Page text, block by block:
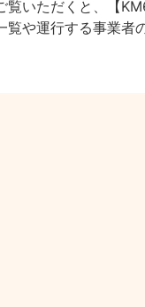
覧いただくと、【
覧や運行する事業者